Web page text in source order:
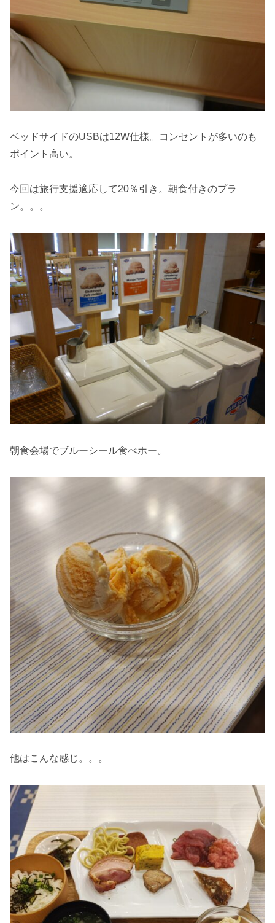
ベッドサイドのUSBは12W仕様。コンセントが多いのも
ポイント高い。
今回は旅行支援適応して20％引き。朝食付きのプラ
ン。。。
朝食会場でブルーシール食べホー。
他はこんな感じ。。。